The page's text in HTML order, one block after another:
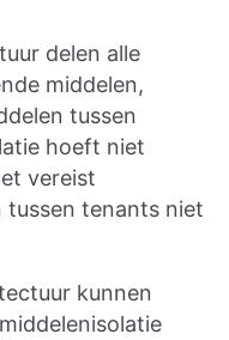
delen alle
middelen,
tussen
hoeft niet
vereist
tussen tenants niet
kunnen